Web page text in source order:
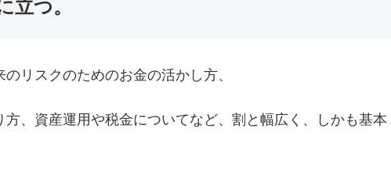
立つ。
リスクのためのお金の活かし方、
、資産運用や税金についてなど、割と幅広く、しかも基本